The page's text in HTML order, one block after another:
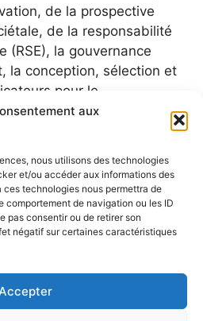
aux
nous utilisons des technologies
et/ou accéder aux informations des
technologies nous permettra de
comportement de navigation ou les ID
pas consentir ou de retirer son
négatif sur certaines caractéristiques
Accepter
de la prospective
de la responsabilité
(RSE), la gouvernance
la conception, sélection et
pour le